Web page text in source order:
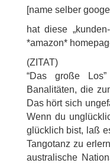
[name selber
hat diese
*amazon*
(ZITAT)
“Das große
Banalitäten, die
Das hört sich
Wenn du
glücklich bist, laß
Tangotanz zu
australische